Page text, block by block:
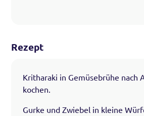
Rezept
Kritharaki in Gemüsebrühe nach
kochen.
Gurke und Zwiebel in kleine